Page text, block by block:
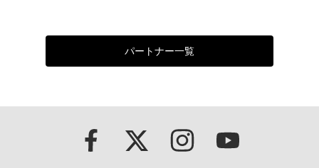
パートナー一覧